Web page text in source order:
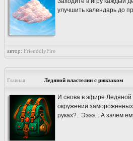
улучшить календарь до
автор: FrienddlyFire
Главная Ледяной властелин с рюкзаком
И снова в эфире
окружении замороженных
руках?.. Ээээ... А зачем